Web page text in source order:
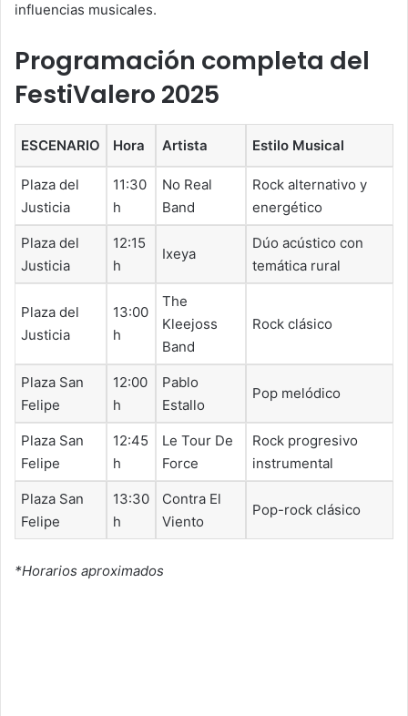
influencias musicales.
Programación completa del
FestiValero 2025
ESCENARIO Hora Artista Estilo Musical
Plaza del
Justicia
11:30
h
No Real
Band
Rock alternativo y
energético
Plaza del
Justicia
12:15
h
Ixeya
Dúo acústico con
temática rural
Plaza del
Justicia
13:00
h
The
Kleejoss
Band
Rock clásico
Plaza San
Felipe
12:00
h
Pablo
Estallo
Pop melódico
Plaza San
Felipe
12:45
h
Le Tour De
Force
Rock progresivo
instrumental
Plaza San
Felipe
13:30
h
Contra El
Viento
Pop-rock clásico
*Horarios aproximados